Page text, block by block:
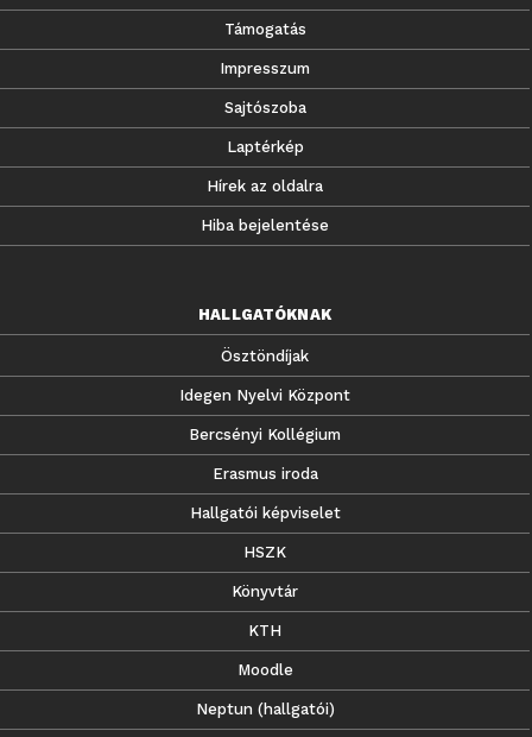
Támogatás
Impresszum
Sajtószoba
Laptérkép
Hírek az oldalra
Hiba bejelentése
HALLGATÓKNAK
Ösztöndíjak
Idegen Nyelvi Központ
Bercsényi Kollégium
Erasmus iroda
Hallgatói képviselet
HSZK
Könyvtár
KTH
Moodle
Neptun (hallgatói)